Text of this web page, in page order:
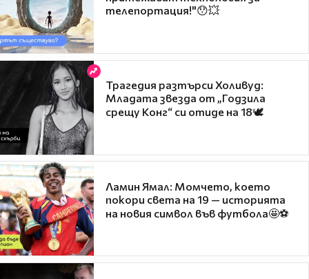
телепортация!"😯💥
Трагедия разтърси Холивуд:
Младата звезда от „Годзила
срещу Конг“ си отиде на 18🕊️
Ламин Ямал: Момчето, което
покори света на 19 — историята
на новия символ във футбола🤩⚽